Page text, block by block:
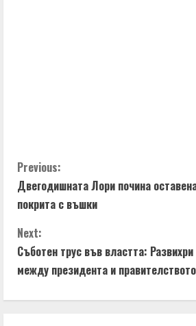
C
o
n
t
Previous:
Двегодишната Лори почина
покрита с въшки
Next:
Съботен трус във властта:
между президента и